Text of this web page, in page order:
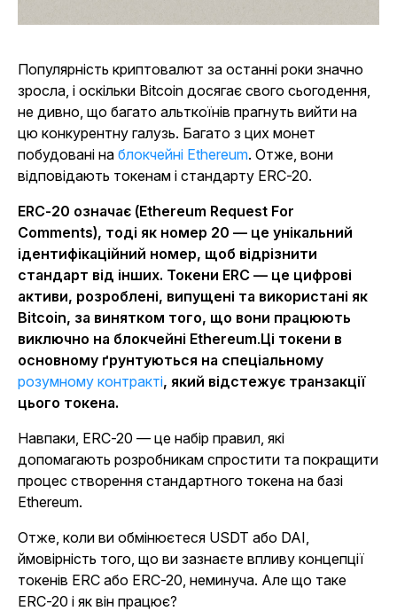
Популярність криптовалют за останні роки значно
зросла, і оскільки Bitcoin досягає свого сьогодення,
не дивно, що багато альткоїнів прагнуть вийти на
цю конкурентну галузь. Багато з цих монет
побудовані на блокчейні Ethereum. Отже, вони
відповідають токенам і стандарту ERC-20.
ERC-20 означає (Ethereum Request For
Comments), тоді як номер 20 — це унікальний
ідентифікаційний номер, щоб відрізнити
стандарт від інших. Токени ERC — це цифрові
активи, розроблені, випущені та використані як
Bitcoin, за винятком того, що вони працюють
виключно на блокчейні Ethereum.Ці токени в
основному ґрунтуються на спеціальному
розумному контракті, який відстежує транзакції
цього токена.
Навпаки, ERC-20 — це набір правил, які
допомагають розробникам спростити та покращити
процес створення стандартного токена на базі
Ethereum.
Отже, коли ви обмінюєтеся USDT або DAI,
ймовірність того, що ви зазнаєте впливу концепції
токенів ERC або ERC-20, неминуча. Але що таке
ERC-20 і як він працює?